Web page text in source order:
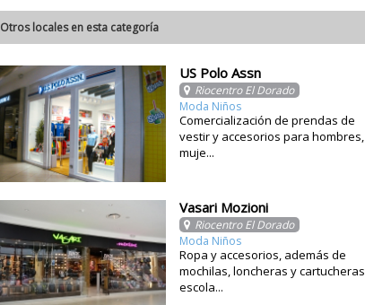
Otros locales en esta categoría
US Polo Assn
Riocentro El Dorado
Moda Niños
Comercialización de prendas de
vestir y accesorios para hombres,
muje...
Vasari Mozioni
Riocentro El Dorado
Moda Niños
Ropa y accesorios, además de
mochilas, loncheras y cartucheras
escola...